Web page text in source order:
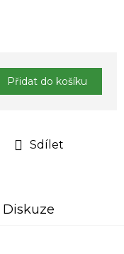
Sdílet
Přidat do košíku
Diskuze